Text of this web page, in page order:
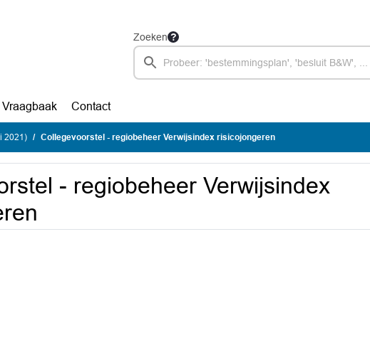
Zoeken
Vraagbaak Contact
2021) Collegevoorstel - regiobeheer Verwijsindex risicojongeren
- regiobeheer Verwijsindex